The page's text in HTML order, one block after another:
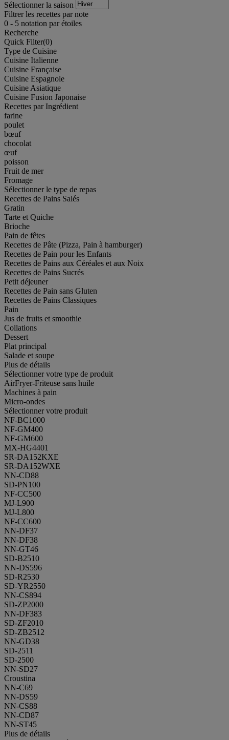
Sélectionner la saison
Filtrer les recettes par note
0 - 5 notation par étoiles
Recherche
Quick Filter(0)
Type de Cuisine
Cuisine Italienne
Cuisine Française
Cuisine Espagnole
Cuisine Asiatique
Cuisine Fusion Japonaise
Recettes par Ingrédient
farine
poulet
bœuf
chocolat
œuf
poisson
Fruit de mer
Fromage
Sélectionner le type de repas
Recettes de Pains Salés
Gratin
Tarte et Quiche
Brioche
Pain de fêtes
Recettes de Pâte (Pizza, Pain à hamburger)
Recettes de Pain pour les Enfants
Recettes de Pains aux Céréales et aux Noix
Recettes de Pains Sucrés
Petit déjeuner
Recettes de Pain sans Gluten
Recettes de Pains Classiques
Pain
Jus de fruits et smoothie
Collations
Dessert
Plat principal
Salade et soupe
Plus de détails
Sélectionner votre type de produit
AirFryer-Friteuse sans huile
Machines à pain
Micro-ondes
Sélectionner votre produit
NF-BC1000
NF-GM400
NF-GM600
MX-HG4401
SR-DA152KXE
SR-DA152WXE
NN-CD88
SD-PN100
NF-CC500
MJ-L900
MJ-L800
NF-CC600
NN-DF37
NN-DF38
NN-GT46
SD-B2510
NN-DS596
SD-R2530
SD-YR2550
NN-CS894
SD-ZP2000
NN-DF383
SD-ZF2010
SD-ZB2512
NN-GD38
SD-2511
SD-2500
NN-SD27
Croustina
NN-C69
NN-DS59
NN-CS88
NN-CD87
NN-ST45
Plus de détails